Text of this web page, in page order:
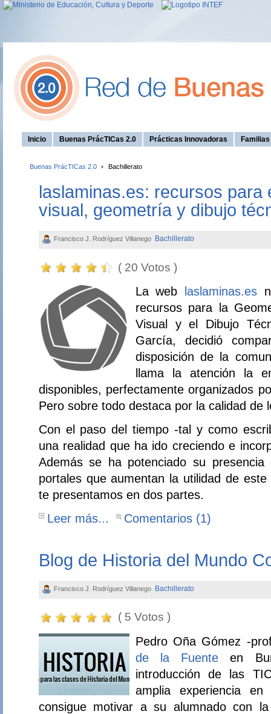
Inicio Buenas PrácTICas 2.0 Prácticas Innovadoras
Buenas PrácTICas 2.0 Bachillerato
laslaminas.es: recursos para
visual, geometría y dibujo
Francisco J. Rodríguez Villanego Bachillerato
( 20 Votos )
La web laslaminas.es
recursos para la
Visual y el Dibujo
García, decidió
disposición de la
llama la atención la
disponibles, perfectamente organizados
Pero sobre todo destaca por la calidad de
Con el paso del tiempo -tal y como
una realidad que ha ido creciendo e
Además se ha potenciado su
portales que aumentan la utilidad de
te presentamos en dos partes.
Leer más...
Comentarios (1)
Blog de Historia del Mundo
Francisco J. Rodríguez Villanego Bachillerato
( 5 Votos )
Pedro Oña Gómez -
de la Fuente en
introducción de las
amplia experiencia
consigue motivar a su alumnado con